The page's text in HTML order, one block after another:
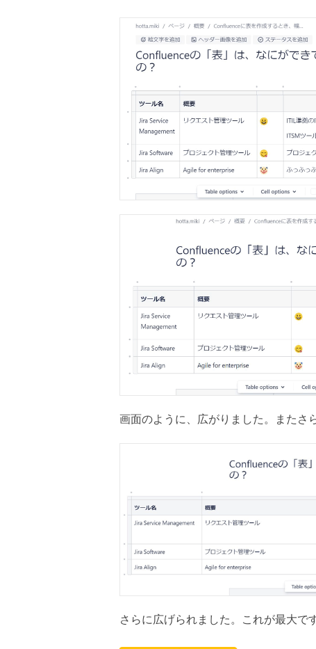
画面のように、広がりました。またさ
さらに広げられました。これが最大です